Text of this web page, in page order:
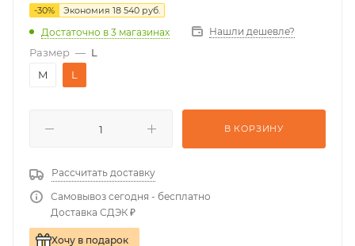
-30% Экономия 18 540 руб.
Достаточно в 3 магазинах Нашли дешевле?
Размер — L
M
L
В КОРЗИНУ
Рассчитать доставку
Самовывоз сегодня - бесплатно
Доставка СДЭК ₽
Хочу в подарок